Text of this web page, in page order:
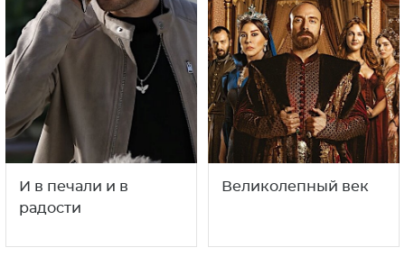
И в печали и в
радости
Великолепный век